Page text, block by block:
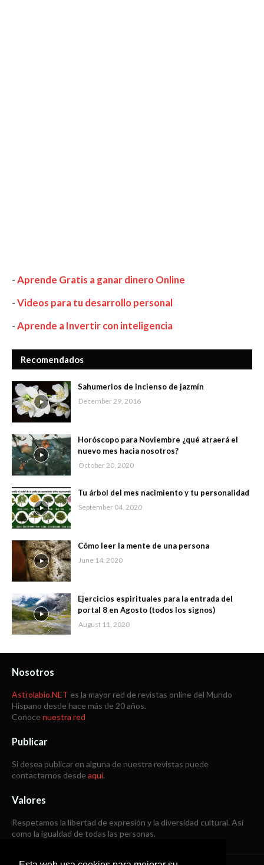
-Aprende Gratis a ganar dinero Online
-Videos para tu desarrollo personal
-Aprende a Invertir con inteligencia
Recomendados
Sahumerios de incienso de jazmín
December 29, 2016
Horóscopo para Noviembre ¿qué atraerá el
nuevo mes hacia nosotros?
October 20, 2020
Tu árbol del mes nacimiento y tu personalidad
September 04, 2020
Cómo leer la mente de una persona
June 14, 2020
Ejercicios espirituales para la entrada del
portal 8 en Agosto (todos los signos)
August 11, 2020
Nosotros
Astrolabio.NET es la mayor red de revistas online del Mundo
Hispano desde hace más de 20 años.
Conoce nuestra red
Publicar
Si desea publicar en alguna de nuestra revistas puede
contactarnos desde aquí.
Valores
Respetamos la libertad de expresión y la diversidad cultural. Así
como la igualdad de todas las personas.